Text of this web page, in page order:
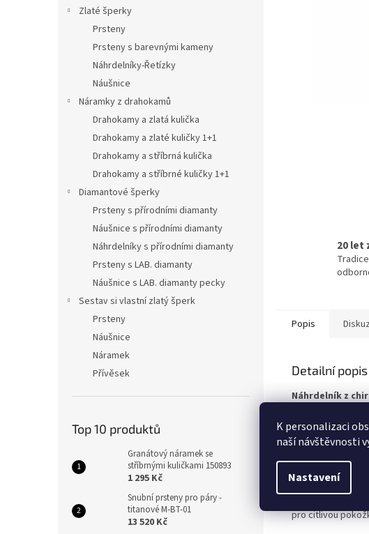
K personalizaci
naší návštěvnosti
Nastavení
Zlaté šperky
Prsteny
Prsteny s barevnými kameny
Náhrdelníky-Řetízky
Náušnice
Náramky z drahokamů
Drahokamy a zlatá kulička
Drahokamy a zlaté kuličky 1+1
Drahokamy a stříbrná kulička
Drahokamy a stříbrné kuličky 1+1
Diamantové šperky
Prsteny s přírodními diamanty
Náušnice s přírodními diamanty
Náhrdelníky s přírodními diamanty
Prsteny s LAB. diamanty
Náušnice s LAB. diamanty pecky
Sestav si vlastní zlatý šperk
Prsteny
Náušnice
Náramek
Přívěsek
Top 10 produktů
Granátový náramek se
stříbrnými kuličkami 150893
1 295 Kč
Snubní prsteny pro páry -
titanové M-BT-01
13 520 Kč
20 let
Popis
Detailní
Náhrdelník z
Elegantní
dokonalou
opatřen vrstvou
Chirurgická ocel
běžnému
pro citlivou